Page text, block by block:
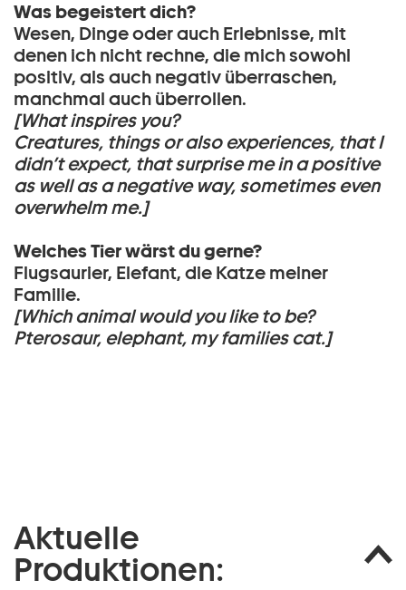
Was begeistert dich?
Wesen, Dinge oder auch Erlebnisse, mit
denen ich nicht rechne, die mich sowohl
positiv, als auch negativ überraschen,
manchmal auch überrollen.
[What inspires you?
Creatures, things or also experiences, that I
didn’t expect, that surprise me in a positive
as well as a negative way, sometimes even
overwhelm me.]
Welches Tier wärst du gerne?
Flugsaurier, Elefant, die Katze meiner
Familie.
[Which animal would you like to be?
Pterosaur, elephant, my families cat.]
Aktuelle
Produktionen: